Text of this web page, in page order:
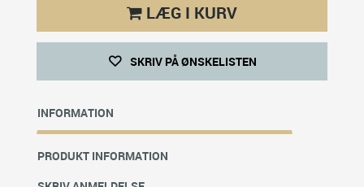
LÆG I KURV
SKRIV PÅ ØNSKELISTEN
INFORMATION
PRODUKT INFORMATION